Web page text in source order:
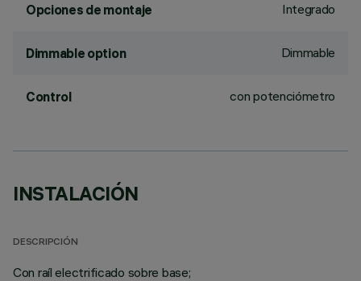
Opciones de montaje Integrado
Dimmable option Dimmable
Control con potenciómetro
INSTALACIÓN
DESCRIPCIÓN
Con raíl electrificado sobre base;